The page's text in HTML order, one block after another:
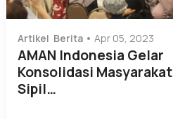
Artikel Berita Apr 05, 2023
AMAN Indonesia Gelar
Konsolidasi Masyarakat
Sipil…